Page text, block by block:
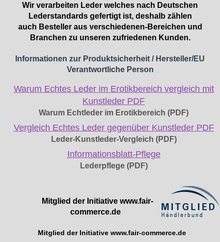
Wir verarbeiten Leder welches nach Deutschen
Lederstandards gefertigt ist, deshalb zählen
auch Besteller aus verschiedenen-Bereichen und
Branchen zu unseren zufriedenen Kunden.
Informationen zur Produktsicherheit / Hersteller/EU
Verantwortliche Person
Warum Echtes Leder im Erotikbereich vergleich mit
Kunstleder PDF
Warum Echtleder im Erotikbereich (PDF)
Vergleich Echtes Leder gegenüber Kunstleder PDF
Leder-Kunstleder-Vergleich (PDF)
Informationsblatt-Pflege
Lederpflege (PDF)
Mitglied der Initiative www.fair-
commerce.de
Mitglied der Initiative www.fair-commerce.de